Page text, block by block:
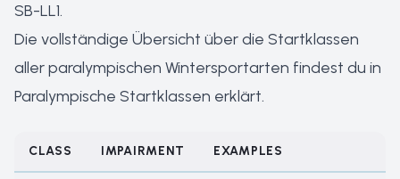
SB-LL1.
Die vollständige Übersicht über die Startklassen
aller paralympischen Wintersportarten findest du in
Paralympische Startklassen erklärt.
CLASS IMPAIRMENT EXAMPLES